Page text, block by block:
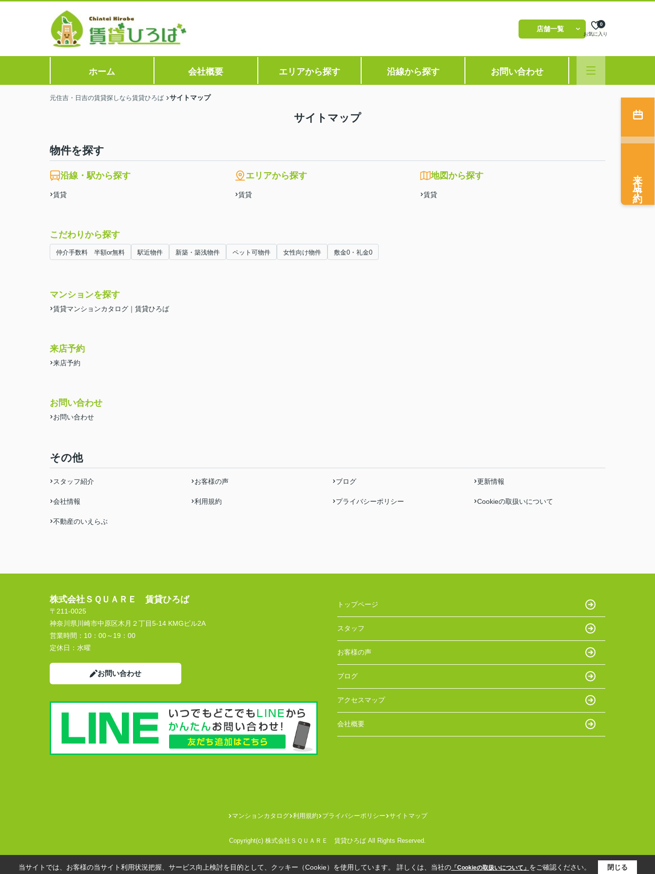
店舗一覧
お気に入り
0
ホーム 会社概要 エリアから探す 沿線から探す お問い合わせ
元住吉・日吉の賃貸探しなら賃貸ひろば サイトマップ
サイトマップ
物件を探す
沿線・駅から探す
賃貸
エリアから探す
賃貸
地図から探す
賃貸
こだわりから探す
仲介手数料 半額or無料 駅近物件 新築・築浅物件 ペット可物件 女性向け物件 敷金0・礼金0
マンションを探す
賃貸マンションカタログ｜賃貸ひろば
来店予約
来店予約
お問い合わせ
お問い合わせ
その他
スタッフ紹介 お客様の声 ブログ 更新情報
会社情報 利用規約 プライバシーポリシー Cookieの取扱いについて
不動産のいえらぶ
来店予約
株式会社ＳＱＵＡＲＥ 賃貸ひろば
〒211-0025
神奈川県川崎市中原区木月２丁目5-14 KMGビル2A
営業時間： 10：00～19：00
定休日： 水曜
お問い合わせ
トップページ
スタッフ
お客様の声
ブログ
アクセスマップ
会社概要
マンションカタログ 利用規約 プライバシーポリシー サイトマップ
Copyright(c) 株式会社ＳＱＵＡＲＥ 賃貸ひろば All Rights Reserved.
当サイトでは、お客様の当サイト利用状況把握、サービス向上検討を目的として、クッキー（Cookie）を使用しています。 詳しくは、当社の「Cookieの取扱いについて」 をご確認ください。 閉じる